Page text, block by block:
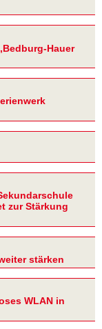
Hauer
zur Stärkung
stärken
WLAN in